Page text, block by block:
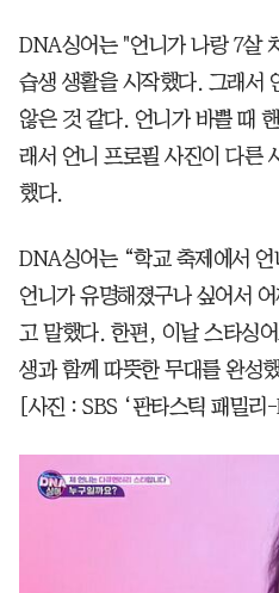
DNA싱어는 "언니가 나랑 7살
습생 생활을 시작했다. 그래서
않은 것 같다. 언니가 바쁠 때
래서 언니 프로필 사진이 다른
했다.
DNA싱어는 “학교 축제에서
언니가 유명해졌구나 싶어서
고 말했다. 한편, 이날 스타싱
생과 함께 따뜻한 무대를 완
[사진 : SBS ‘판타스틱 패밀리